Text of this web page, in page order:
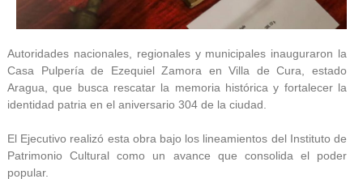
Autoridades nacionales, regionales y municipales inauguraron la
Casa Pulpería de Ezequiel Zamora en Villa de Cura, estado
Aragua, que busca rescatar la memoria histórica y fortalecer la
identidad patria en el aniversario 304 de la ciudad.
El Ejecutivo realizó esta obra bajo los lineamientos del Instituto de
Patrimonio Cultural como un avance que consolida el poder
popular.